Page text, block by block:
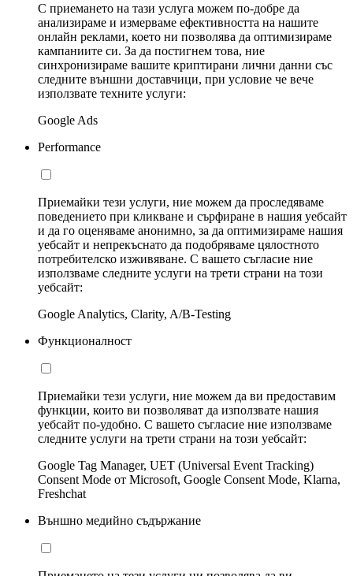
С приемането на тази услуга можем по-добре да
анализираме и измерваме ефективността на нашите
онлайн реклами, което ни позволява да оптимизираме
кампаниите си. За да постигнем това, ние
синхронизираме вашите криптирани лични данни със
следните външни доставчици, при условие че вече
използвате техните услуги:
Google Ads
Performance
Приемайки тези услуги, ние можем да проследяваме
поведението при кликване и сърфиране в нашия уебсайт
и да го оценяваме анонимно, за да оптимизираме нашия
уебсайт и непрекъснато да подобряваме цялостното
потребителско изживяване. С вашето съгласие ние
използваме следните услуги на трети страни на този
уебсайт:
Google Analytics, Clarity, A/B-Testing
Функционалност
Приемайки тези услуги, ние можем да ви предоставим
функции, които ви позволяват да използвате нашия
уебсайт по-удобно. С вашето съгласие ние използваме
следните услуги на трети страни на този уебсайт:
Google Tag Manager, UET (Universal Event Tracking)
Consent Mode от Microsoft, Google Consent Mode, Klarna,
Freshchat
Външно медийно съдържание